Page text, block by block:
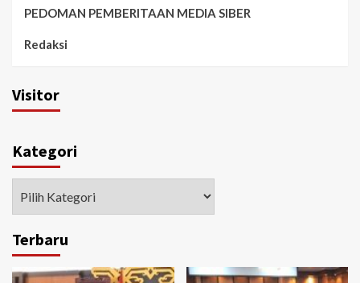
PEDOMAN PEMBERITAAN MEDIA SIBER
Redaksi
Visitor
Kategori
Terbaru